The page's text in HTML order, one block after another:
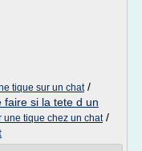
tique sur un chat/
faire si la tete d un
une tique chez un chat/